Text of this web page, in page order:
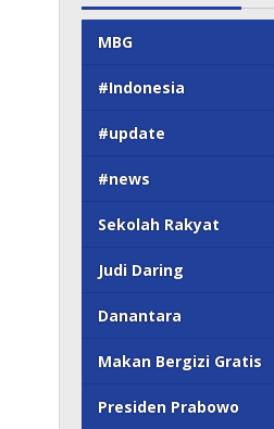
MBG
#Indonesia
#update
#news
Sekolah Rakyat
Judi Daring
Danantara
Makan Bergizi Gratis
Presiden Prabowo